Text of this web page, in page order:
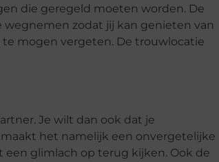
die geregeld moeten worden. De
wegnemen zodat jij kan genieten van
mogen vergeten. De trouwlocatie
Je wilt dan ook dat je
het namelijk een onvergetelijke
een glimlach op terug kijken. Ook de